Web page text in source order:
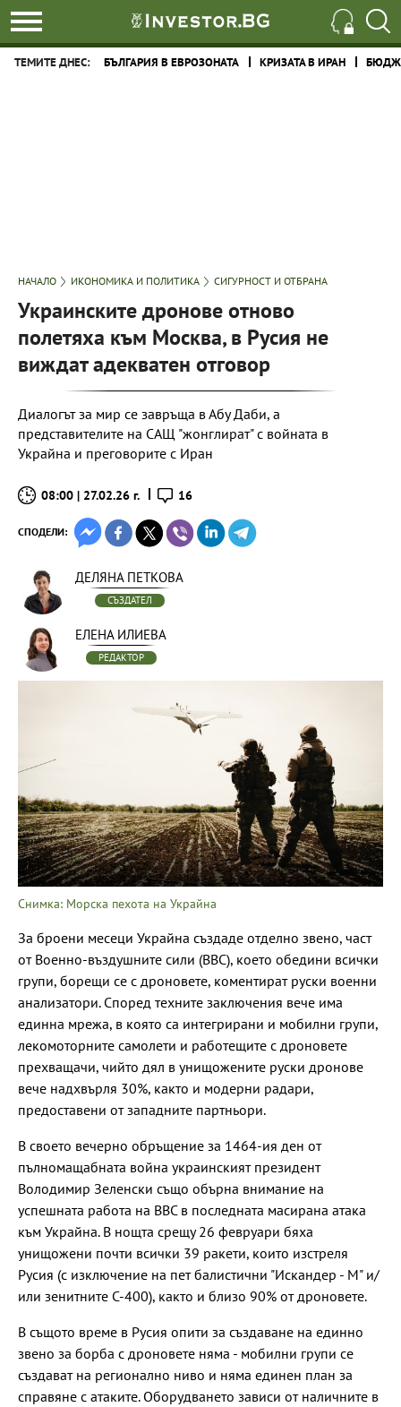
ТЕМИТЕ ДНЕС: БЪЛГАРИЯ В ЕВРОЗОНАТА КРИЗАТА В ИРАН
НАЧАЛО ИКОНОМИКА И ПОЛИТИКА СИГУРНОСТ И ОТБРАНА
Украинските дронове отново
полетяха към Москва, в Русия не
виждат адекватен отговор
Диалогът за мир се завръща в Абу Даби, а
представителите на САЩ "жонглират" с войната в
Украйна и преговорите с Иран
08:00 | 27.02.26 г. 16
СПОДЕЛИ:
ДЕЛЯНА ПЕТКОВА
СЪЗДАТЕЛ
ЕЛЕНА ИЛИЕВА
РЕДАКТОР
Снимка: Морска пехота на Украйна
За броени месеци Украйна създаде отделно звено, част
от Военно-въздушните сили (ВВС), което обедини всички
групи, борещи се с дроновете, коментират руски военни
анализатори. Според техните заключения вече има
единна мрежа, в която са интегрирани и мобилни групи,
лекомоторните самолети и работещите с дроновете
прехващачи, чийто дял в унищожените руски дронове
вече надхвърля 30%, както и модерни радари,
предоставени от западните партньори.
В своето вечерно обръщение за 1464-ия ден от
пълномащабната война украинският президент
Володимир Зеленски също обърна внимание на
успешната работа на ВВС в последната масирана атака
към Украйна. В нощта срещу 26 февруари бяха
унищожени почти всички 39 ракети, които изстреля
Русия (с изключение на пет балистични "Искандер - М" и/
или зенитните С-400), както и близо 90% от дроновете.
В същото време в Русия опити за създаване на единно
звено за борба с дроновете няма - мобилни групи се
създават на регионално ниво и няма единен план за
справяне с атаките. Оборудването зависи от наличните в